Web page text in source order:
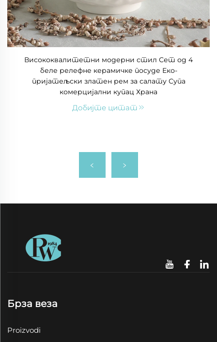
Висококвалитетни модерни стил Сет од 4
беле релефне керамичке посуде Еко-
пријатељски златен рем за салату Супа
комерцијални купац Храна
Добијте цитат
Брза веза
Proizvodi